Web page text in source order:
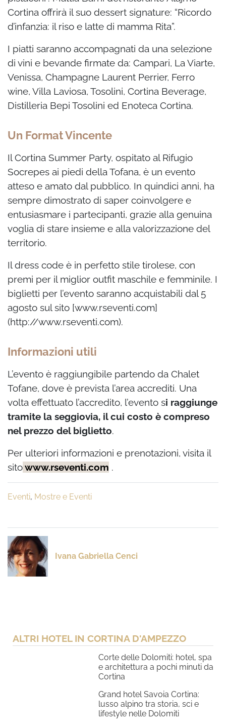
Cortina offrirà il suo dessert signature: “Ricordo
d’infanzia: il riso e latte di mamma Rita”.
I piatti saranno accompagnati da una selezione
di vini e bevande firmate da: Campari, La Viarte,
Venissa, Champagne Laurent Perrier, Ferro
wine, Villa Laviosa, Tosolini, Cortina Beverage,
Distilleria Bepi Tosolini ed Enoteca Cortina.
Un Format Vincente
Il Cortina Summer Party, ospitato al Rifugio
Socrepes ai piedi della Tofana, è un evento
atteso e amato dal pubblico. In quindici anni, ha
sempre dimostrato di saper coinvolgere e
entusiasmare i partecipanti, grazie alla genuina
voglia di stare insieme e alla valorizzazione del
territorio.
Il dress code è in perfetto stile tirolese, con
premi per il miglior outfit maschile e femminile. I
biglietti per l’evento saranno acquistabili dal 5
agosto sul sito [www.rseventi.com]
(http://www.rseventi.com).
Informazioni utili
L’evento è raggiungibile partendo da Chalet
Tofane, dove è prevista l’area accrediti. Una
volta effettuato l’accredito, l’evento si raggiunge
tramite la seggiovia, il cui costo è compreso
nel prezzo del biglietto.
Per ulteriori informazioni e prenotazioni, visita il
sitowww.rseventi.com .
Eventi, Mostre e Eventi
Ivana Gabriella Cenci
ALTRI HOTEL IN CORTINA D'AMPEZZO
Corte delle Dolomiti: hotel, spa
e architettura a pochi minuti da
Cortina
Grand hotel Savoia Cortina:
lusso alpino tra storia, sci e
lifestyle nelle Dolomiti